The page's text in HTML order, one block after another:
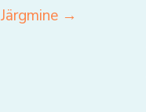
Järgmine →